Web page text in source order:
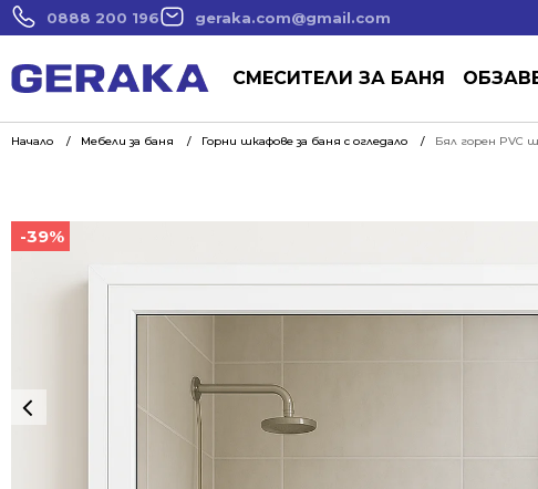
0888 200 196 geraka.com@gmail.com
СМЕСИТЕЛИ ЗА БАНЯ
Начало Мебели за баня Горни шкафове за баня с огледало Бял горен PVC
-39%
-39%